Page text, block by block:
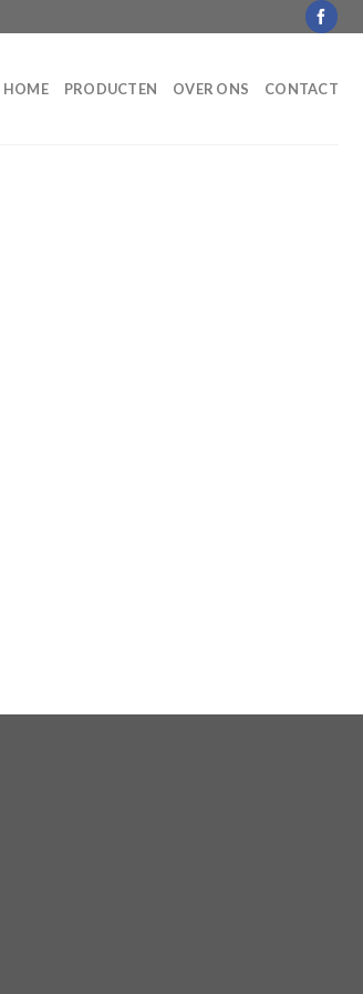
HOME PRODUCTEN OVER ONS CONTACT